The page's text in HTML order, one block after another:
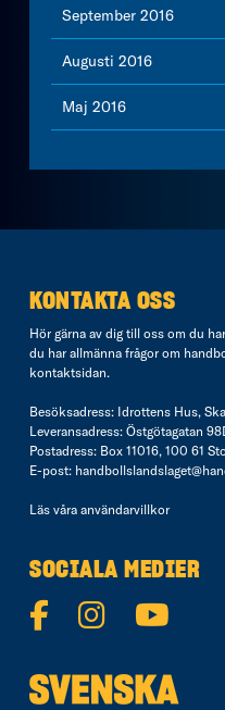
September 2016
Augusti 2016
Maj 2016
KONTAKTA OSS
Hör gärna av dig till oss om du
du har allmänna frågor om
kontaktsidan.
Besöksadress: Idrottens Hus,
Leveransadress: Östgötagatan
Postadress: Box 11016, 100 61
E-post:
Läs våra användarvillkor
SOCIALA MEDIER